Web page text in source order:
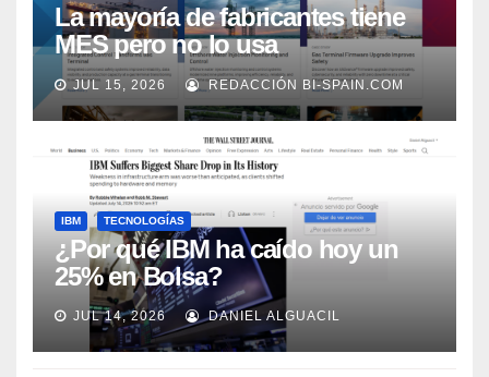
La mayoría de fabricantes tiene
MES pero no lo usa
adecuadamente, según Rockwell
Automation
JUL 15, 2026 REDACCIÓN BI-SPAIN.COM
IBM TECNOLOGÍAS
¿Por qué IBM ha caído hoy un
25% en Bolsa?
JUL 14, 2026 DANIEL ALGUACIL